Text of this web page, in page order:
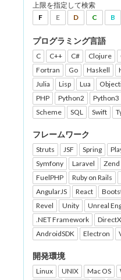
上限を指定して検索
F
E D C B
プログラミング言語
C C++ C# Clojure
Fortran
Go Haskell
Julia
Lisp Lua
PHP
Python2 Python3
Scheme
SQL Swift
フレームワーク
Struts JSF Spring
Symfony
Laravel
FuelPHP
Ruby on Rails
AngularJS
React
Revel
Unity Unreal
.NET Framework
DirectX
AndroidSDK
Electron
開発環境
Linux UNIX Mac OS